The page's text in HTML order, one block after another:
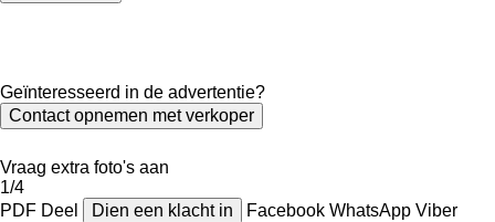
Geïnteresseerd in de advertentie?
Contact opnemen met verkoper
Vraag extra foto's aan
1/4
PDF Deel Dien een klacht in Facebook WhatsApp Viber